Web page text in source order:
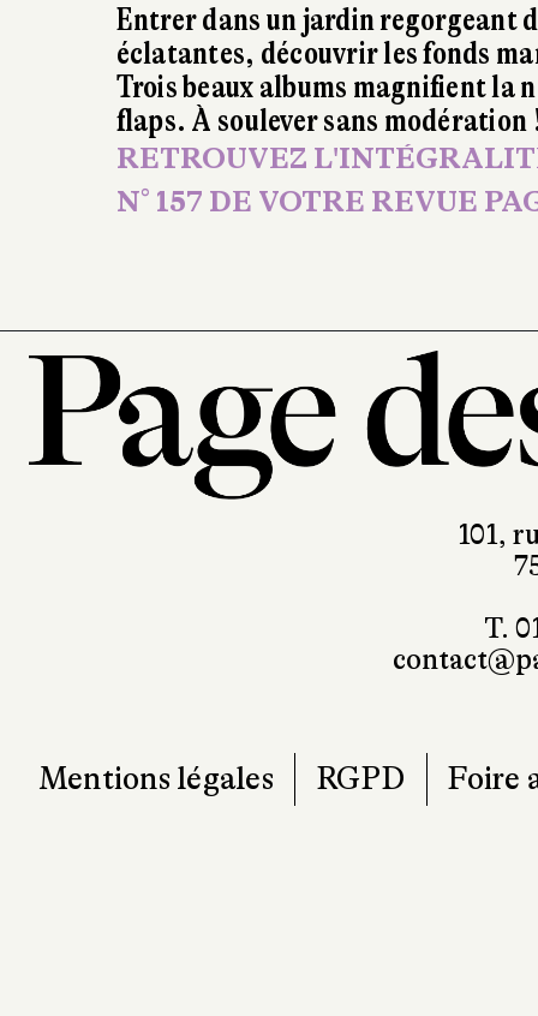
Entrer dans un jardin regorgeant
éclatantes, découvrir les fonds
Trois beaux albums magnifient la
flaps. À soulever sans modération
RETROUVEZ
N° 157 DE VOTRE REVUE
101,
T.
Mentions légales RGPD Foire